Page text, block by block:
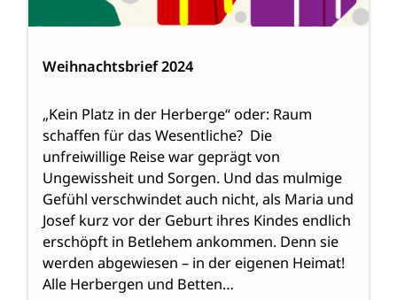
Weihnachtsbrief 2024
„Kein Platz in der Herberge“ oder: Raum
schaffen für das Wesentliche? Die
unfreiwillige Reise war geprägt von
Ungewissheit und Sorgen. Und das mulmige
Gefühl verschwindet auch nicht, als Maria und
Josef kurz vor der Geburt ihres Kindes endlich
erschöpft in Betlehem ankommen. Denn sie
werden abgewiesen – in der eigenen Heimat!
Alle Herbergen und Betten…